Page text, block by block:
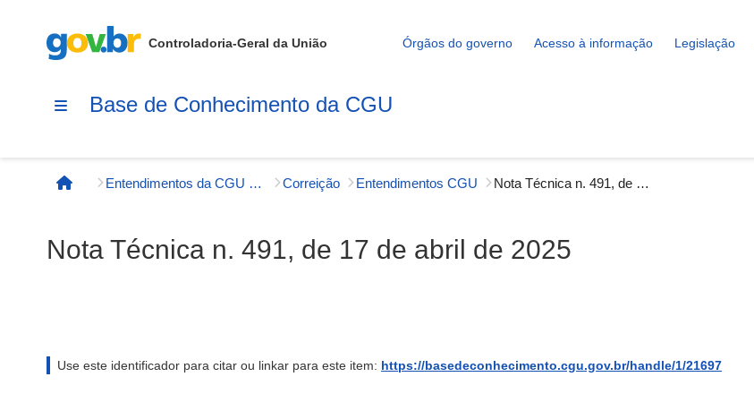
Controladoria-Geral da União Órgãos do governo Acesso à informação Legislação
Base de Conhecimento da CGU
Página inicial
Entendimentos da CGU e órgãos externos Correição Entendimentos CGU Nota Técnica n. 491, de 17 de abril de 2025
Nota Técnica n. 491, de 17 de abril de 2025
Use este identificador para citar ou linkar para este item: https://basedeconhecimento.cgu.gov.br/handle/1/21697